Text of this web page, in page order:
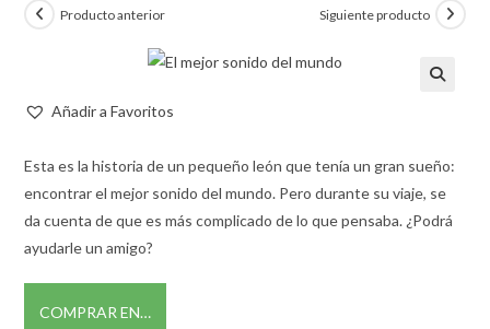
Producto anterior Siguiente producto
Añadir a Favoritos
Esta es la historia de un pequeño león que tenía un gran sueño:
encontrar el mejor sonido del mundo. Pero durante su viaje, se
da cuenta de que es más complicado de lo que pensaba. ¿Podrá
ayudarle un amigo?
COMPRAR EN…